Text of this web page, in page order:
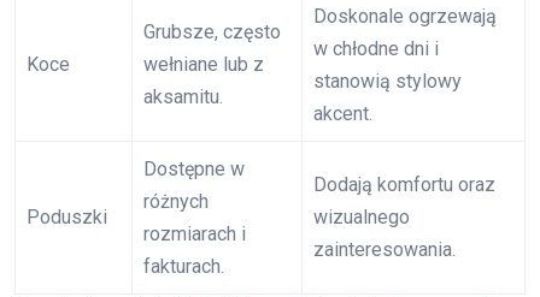
Koce
Grubsze, często
wełniane lub z
aksamitu.
Doskonale ogrzewają
w chłodne dni i
stanowią stylowy
akcent.
Poduszki
Dostępne w
różnych
rozmiarach i
fakturach.
Dodają komfortu oraz
wizualnego
zainteresowania.